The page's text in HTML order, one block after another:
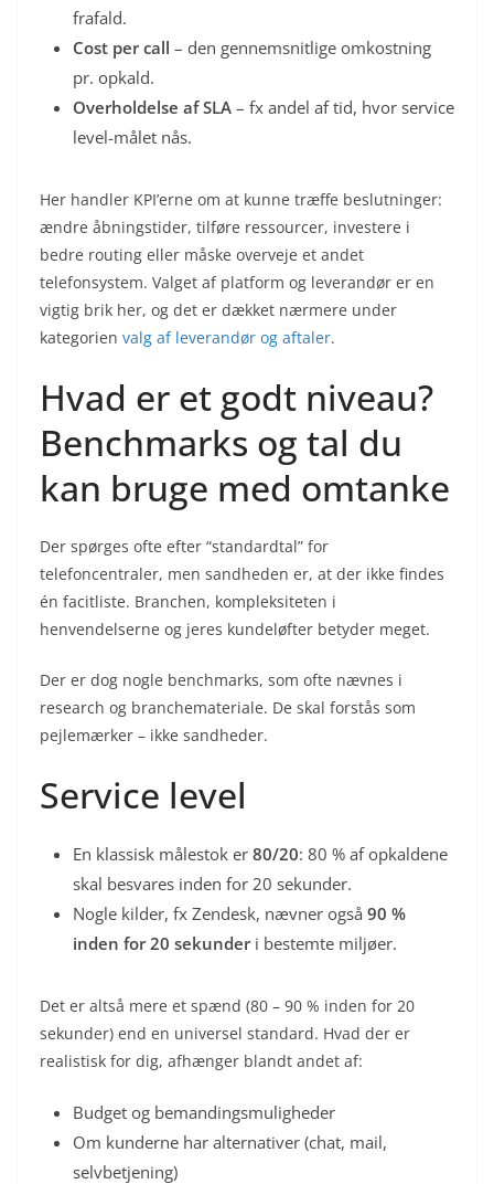
frafald.
Cost per call – den gennemsnitlige omkostning
pr. opkald.
Overholdelse af SLA – fx andel af tid, hvor service
level-målet nås.
Her handler KPI’erne om at kunne træffe beslutninger:
ændre åbningstider, tilføre ressourcer, investere i
bedre routing eller måske overveje et andet
telefonsystem. Valget af platform og leverandør er en
vigtig brik her, og det er dækket nærmere under
kategorien valg af leverandør og aftaler.
Hvad er et godt niveau?
Benchmarks og tal du
kan bruge med omtanke
Der spørges ofte efter “standardtal” for
telefoncentraler, men sandheden er, at der ikke findes
én facitliste. Branchen, kompleksiteten i
henvendelserne og jeres kundeløfter betyder meget.
Der er dog nogle benchmarks, som ofte nævnes i
research og branchemateriale. De skal forstås som
pejlemærker – ikke sandheder.
Service level
En klassisk målestok er 80/20: 80 % af opkaldene
skal besvares inden for 20 sekunder.
Nogle kilder, fx Zendesk, nævner også 90 %
inden for 20 sekunderi bestemte miljøer.
Det er altså mere et spænd (80 – 90 % inden for 20
sekunder) end en universel standard. Hvad der er
realistisk for dig, afhænger blandt andet af:
Budget og bemandingsmuligheder
Om kunderne har alternativer (chat, mail,
selvbetjening)